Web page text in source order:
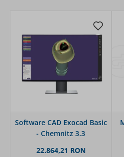
Software CAD Exocad Basic
- Chemnitz 3.3
22.864,21 RON